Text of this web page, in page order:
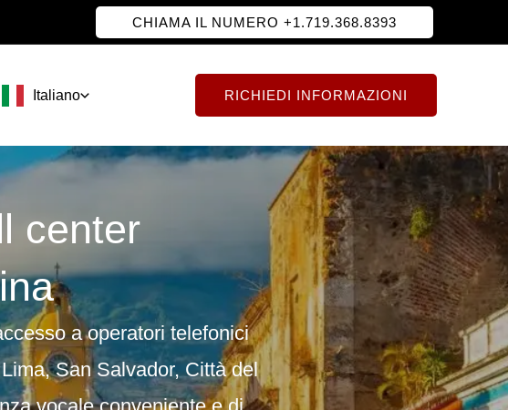
CHIAMA IL NUMERO +1.719.368.8393
Italiano RICHIEDI INFORMAZIONI
center
aoperatori telefonici
San Salvador, Città del